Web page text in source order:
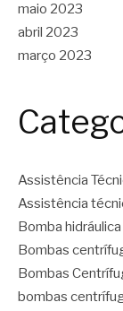
maio 2023
abril 2023
março 2023
Assistência
Assistência
Bomba hidráulica
Bombas
Bombas
bombas